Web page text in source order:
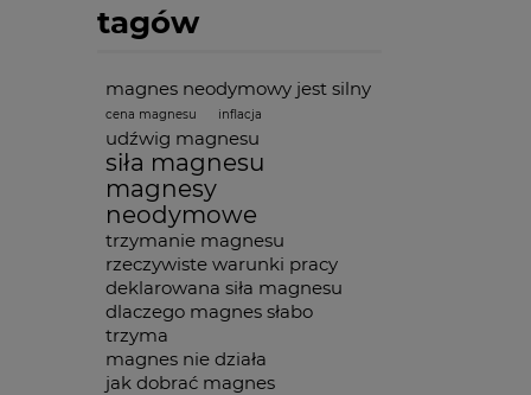
tagów
magnes neodymowy jest silny
cena magnesu inflacja
udźwig magnesu
siła magnesu
magnesy
neodymowe
trzymanie magnesu
rzeczywiste warunki pracy
deklarowana siła magnesu
dlaczego magnes słabo
trzyma
magnes nie działa
jak dobrać magnes